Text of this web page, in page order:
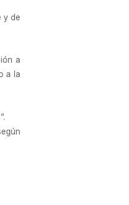
y de
a
a la